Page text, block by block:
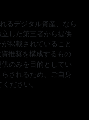
るデジタル資産、なら
した第三者から提供
掲載されていること
推奨を構成するもの
のみを目的としてい
されるため、ご自身
ださい。